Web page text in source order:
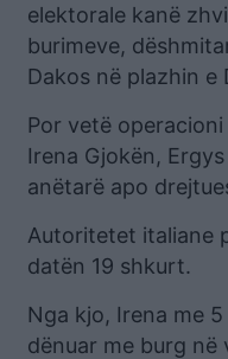
elektorale kanë
burimeve,
Dakos në plazhin e
Por vetë
Irena Gjokën,
anëtarë apo
Autoritetet italiane
datën 19 shkurt.
Nga kjo, Irena me
dënuar me burg